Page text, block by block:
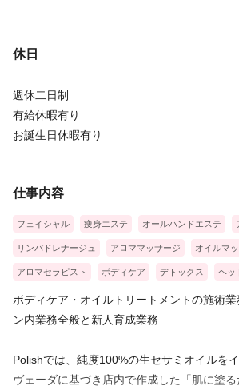
休日
週休二日制
有給休暇有り
お誕生日休暇有り
仕事内容
フェイシャル 痩身エステ オールハンドエステ
リンパドレナージュ アロママッサージ オイルマ
アロマセラピスト ボディケア デトックス ヘッ
ボディケア・オイルトリートメントの施術
ン内業務全般と新人育成業務
Polishでは、純度100%の生セサミオイルを
ヴェーダに基づき店内で作成した「肌に塗